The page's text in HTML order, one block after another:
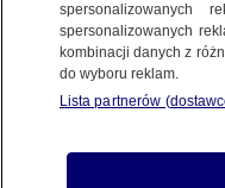
Udostępnij
Poniedziałek był
spersonalizowanych
spersonalizowanych
kombinacji danych z
do wyboru reklam.
Lista partnerów